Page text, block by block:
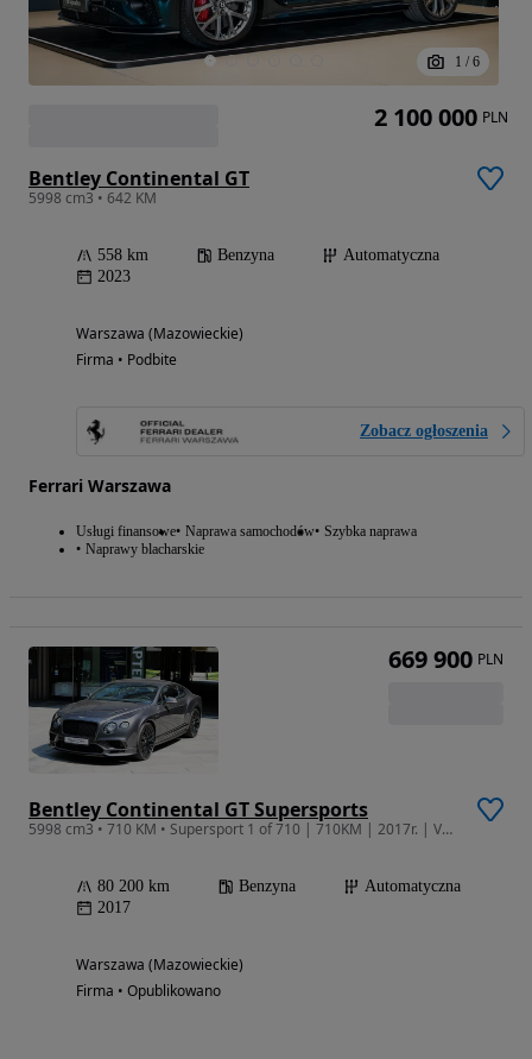
1 / 6
Bentley Continental GT
5998 cm3 • 642 KM
558 km Benzyna
Automatyczna
2023
Warszawa (Mazowieckie)
Firma • Podbite
Zobacz ogłoszenia
Ferrari Warszawa
Usługi finansowe Naprawa samochodów Szybka naprawa
Naprawy blacharskie
2 100 000 PLN
Bentley Continental GT Supersports
5998 cm3 • 710 KM • Supersport 1 of 710 | 710KM | 2017r. | VAT 23%
80 200 km Benzyna
Automatyczna
2017
Warszawa (Mazowieckie)
Firma • Opublikowano
669 900 PLN